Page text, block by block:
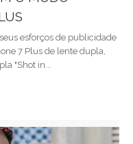
esforços de publicidade
7 Plus de lente dupla,
"Shot in...